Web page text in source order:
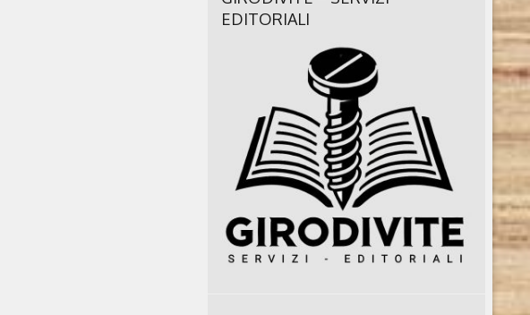
EDITORIALI